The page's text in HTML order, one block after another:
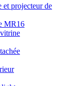
et projecteur de
MR16